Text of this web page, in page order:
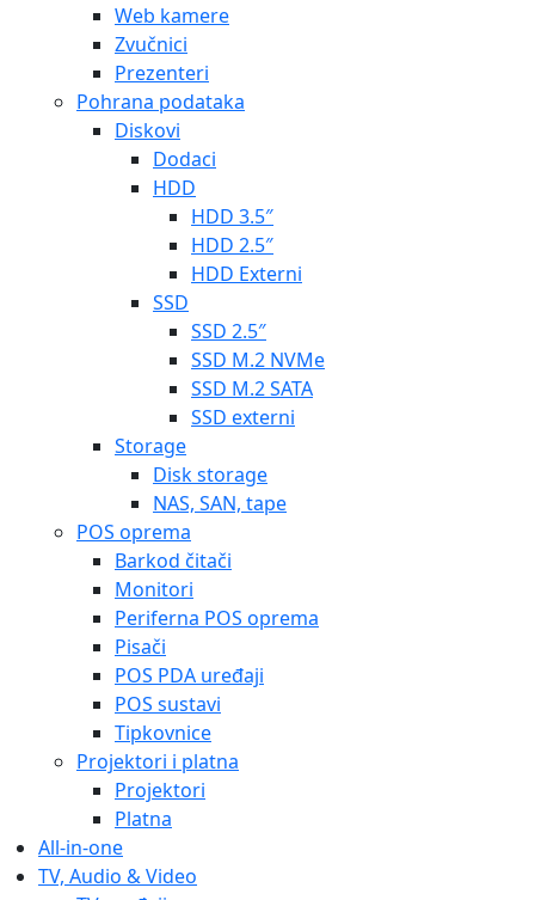
Web kamere
Zvučnici
Prezenteri
Pohrana podataka
Diskovi
Dodaci
HDD
HDD 3.5″
HDD 2.5″
HDD Externi
SSD
SSD 2.5″
SSD M.2 NVMe
SSD M.2 SATA
SSD externi
Storage
Disk storage
NAS, SAN, tape
POS oprema
Barkod čitači
Monitori
Periferna POS oprema
Pisači
POS PDA uređaji
POS sustavi
Tipkovnice
Projektori i platna
Projektori
Platna
All-in-one
TV, Audio & Video